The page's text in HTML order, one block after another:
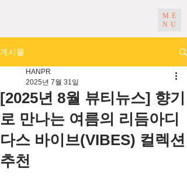
ME
NU
게시물
[2025년 8월 뷰티뉴스] 향기
로 만나는 여름의 리듬아디
다스 바이브(VIBES) 컬렉션
추천
HANPR
2025년 7월 31일